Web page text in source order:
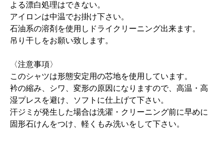
よる漂白処理はできない。
アイロンは中温でお掛け下さい。
石油系の溶剤を使用しドライクリーニング出来ます。
吊り干しをお願い致します。
〈注意事項〉
このシャツは形態安定用の芯地を使用しています。
衿の縮み、シワ、変形の原因になりますので、高温・高
湿プレスを避け、ソフトに仕上げて下さい。
汗ジミが発生した場合は洗濯・クリーニング前に早めに
固形石けんをつけ、軽くもみ洗いをして下さい。